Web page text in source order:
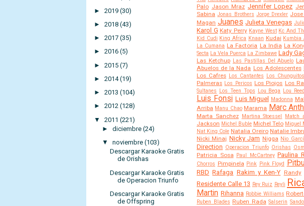
► 2019 (30)
► 2018 (43)
► 2017 (35)
► 2016 (5)
► 2015 (7)
► 2014 (19)
► 2013 (104)
► 2012 (128)
▼
2011 (221)
► diciembre (24)
▼
noviembre (103)
Descargar Karaoke Gratis
de Orishas
Descargar Karaoke Gratis
de Operacion Triunfo
Descargar Karaoke Gratis
de Offspring
Palo Jason Mraz Jennifer Lopez
Sabina Jonas Brothers Jorge Drexler
Magan Juanes Julieta Venegas
Karol G Katy Perry Kayne West Kc And
Kid Cudi King Africa Knaan Kudai Kumbia
La Cumana La Factoria La India La
Secta La Vela Puerca La Zimbawe Lady
Las Ketchup Las Pastillas Del Abuelo
Abuelos de la Nada Los Adolescentes
Los Cafres Los Cantantes Los Chunguitos
Palmeras Los Pericos Los Piojos Los
Sultanes
Los Teen Tops Lou Bega Lou Reed
Luis Fonsi Luis Miguel Madonna
Arriba Manu Chao Marama Marc
Marta Sanchez
Martina Stoessel Match
Jackson Michel Buble Michel Telo Miguel
Nat King Cole Natalia Oreiro Natalie
Nicki Minaj Nicky Jam Nigga Nio
Direction Operacion Triunfo Orishas
Patricia Sosa
Paul McCartney Paulina
Chorros Pimpinela Pink Pink Floyd
RBD Rafaga Rakim y Ken-Y Randy
Residente Calle 13 Rey Ruiz Reyli
Martin Rihanna Robbie Williams
Ruben Blades Ruben Rada Salserin